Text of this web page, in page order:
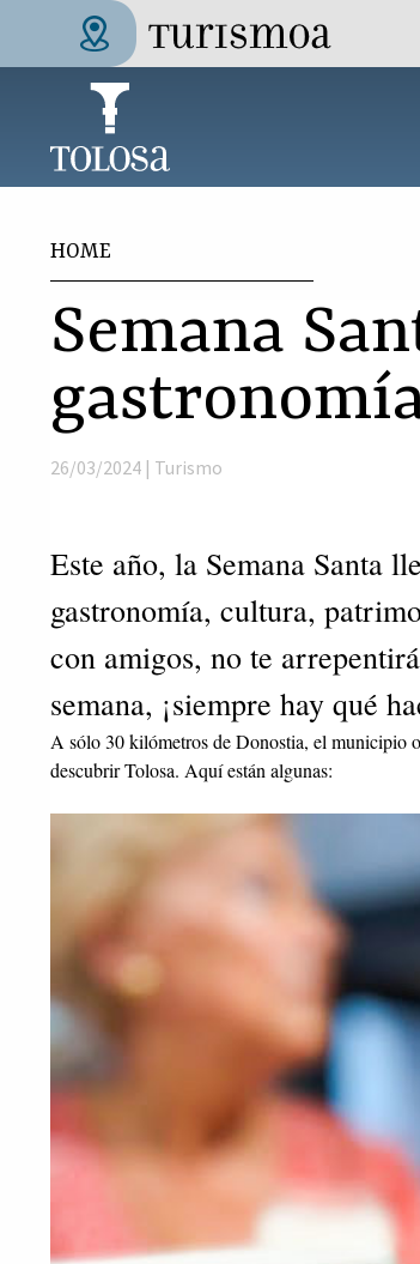
Skip to main content
Tolosa Turismoa
HOME
Semana
26/03/2024 | Turismo
Este año, la Semana Santa
gastronomía, cultura,
con amigos, no te
semana, ¡siempre hay qué
A sólo 30 kilómetros de Donostia, el municipio
descubrir Tolosa. Aquí están algunas: